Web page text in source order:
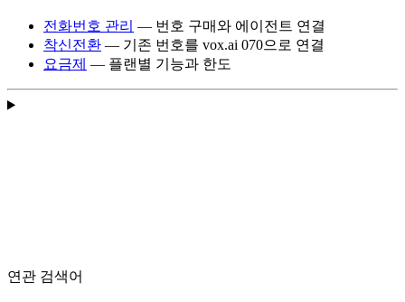
전화번호 관리 — 번호 구매와 에이전트 연결
착신전환 — 기존 번호를 vox.ai 070으로 연결
요금제 — 플랜별 기능과 한도
연관 검색어